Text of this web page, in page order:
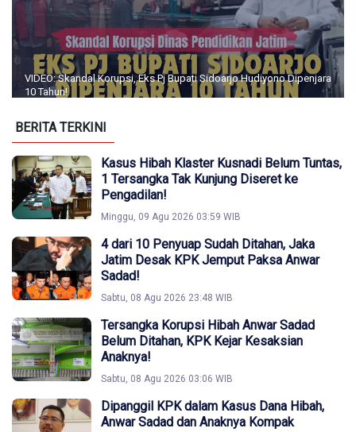
VIDEO: Skandal Korupsi, Eks Pj Bupati Sidoarjo Hudiyono Dipenjara
10 Tahun!
BERITA TERKINI
Kasus Hibah Klaster Kusnadi Belum Tuntas,
1 Tersangka Tak Kunjung Diseret ke
Pengadilan!
Minggu, 09 Agu 2026 03:59 WIB
4 dari 10 Penyuap Sudah Ditahan, Jaka
Jatim Desak KPK Jemput Paksa Anwar
Sadad!
Sabtu, 08 Agu 2026 23:48 WIB
Tersangka Korupsi Hibah Anwar Sadad
Belum Ditahan, KPK Kejar Kesaksian
Anaknya!
Sabtu, 08 Agu 2026 03:06 WIB
Dipanggil KPK dalam Kasus Dana Hibah,
Anwar Sadad dan Anaknya Kompak